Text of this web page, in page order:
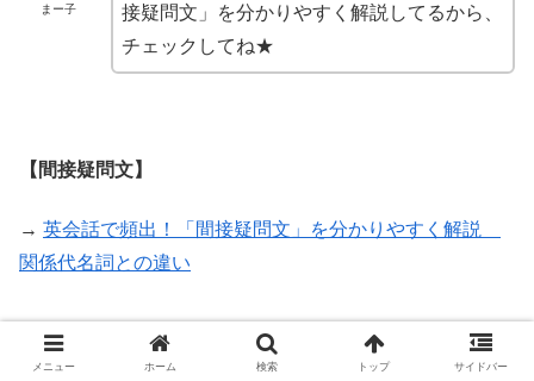
まー子
接疑問文」を分かりやすく解説してるから、
チェックしてね★
【間接疑問文】
→ 英会話で頻出！「間接疑問文」を分かりやすく解説
関係代名詞との違い
メニュー ホーム 検索 トップ サイドバー